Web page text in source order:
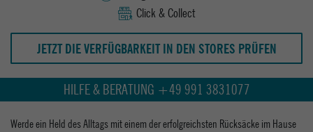
Click & Collect
JETZT DIE VERFÜGBARKEIT IN DEN STORES PRÜFEN
HILFE & BERATUNG +49 991 3831077
Werde ein Held des Alltags mit einem der erfolgreichsten Rücksäcke im Hause